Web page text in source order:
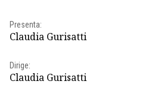
Presenta:
Claudia Gurisatti
Dirige:
Claudia Gurisatti